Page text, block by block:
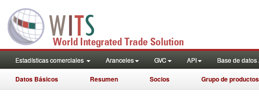
Estadísticas comerciales Aranceles GVC API Base de
Datos Básicos Resumen Socios Grupo de productos